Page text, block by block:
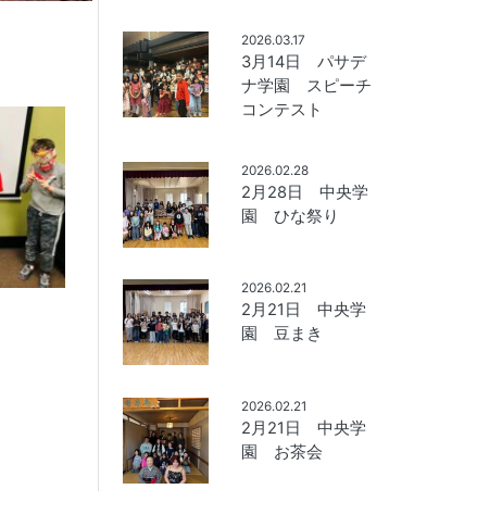
2026.03.17
3月14日 パサデ
ナ学園 スピーチ
コンテスト
2026.02.28
2月28日 中央学
園 ひな祭り
2026.02.21
2月21日 中央学
園 豆まき
2026.02.21
2月21日 中央学
園 お茶会